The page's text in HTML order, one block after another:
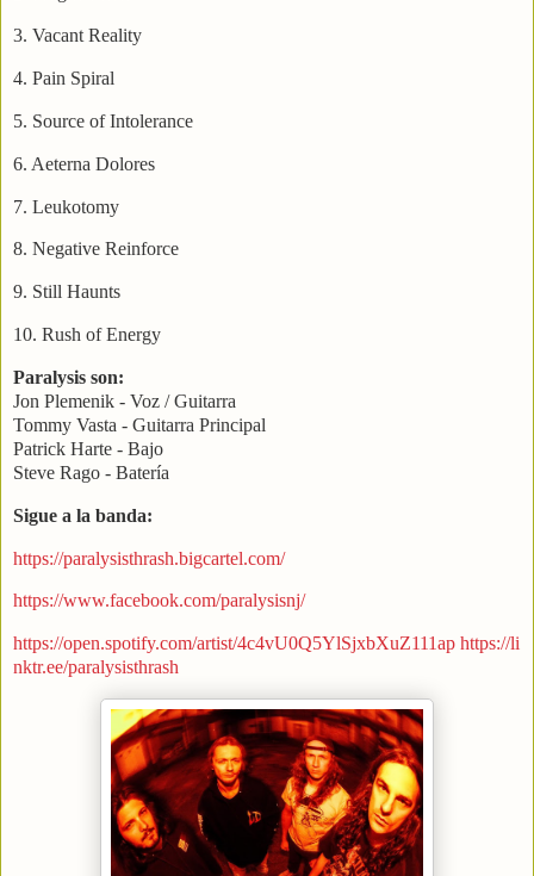
3. Vacant Reality
4. Pain Spiral
5. Source of Intolerance
6. Aeterna Dolores
7. Leukotomy
8. Negative Reinforce
9. Still Haunts
10. Rush of Energy
Paralysis son:
Jon Plemenik - Voz / Guitarra
Tommy Vasta - Guitarra Principal
Patrick Harte - Bajo
Steve Rago - Batería
Sigue a la banda:
https://paralysisthrash.bigcartel.com/
https://www.facebook.com/paralysisnj/
https://open.spotify.com/artist/4c4vU0Q5YlSjxbXuZ111ap https://li
nktr.ee/paralysisthrash